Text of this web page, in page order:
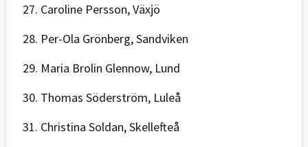
27. Caroline Persson, Växjö
28. Per-Ola Grönberg, Sandviken
29. Maria Brolin Glennow, Lund
30. Thomas Söderström, Luleå
31. Christina Soldan, Skellefteå